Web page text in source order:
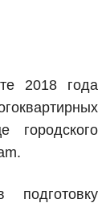
2018 года
городского